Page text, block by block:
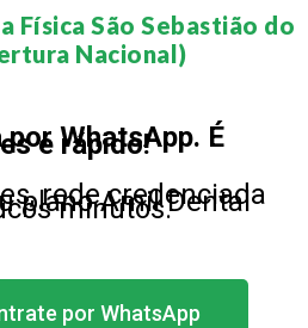
Física São Sebastião do
Nacional)​
WhatsApp. É
e rápido!
rede credenciada
plano Amil Dental
minutos.
por WhatsApp